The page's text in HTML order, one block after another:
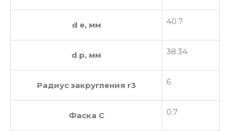
d e, мм 40.7
d p, мм 38.34
Радиус закругления r3 6
Фаска C 0.7